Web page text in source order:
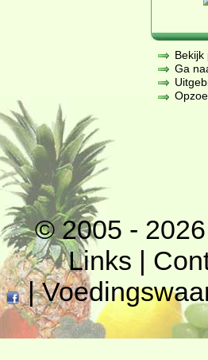
Ga
© 2005 - 2026
Links |
|